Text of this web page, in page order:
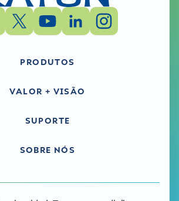
PRODUTOS
VALOR + VISÃO
SUPORTE
SOBRE NÓS